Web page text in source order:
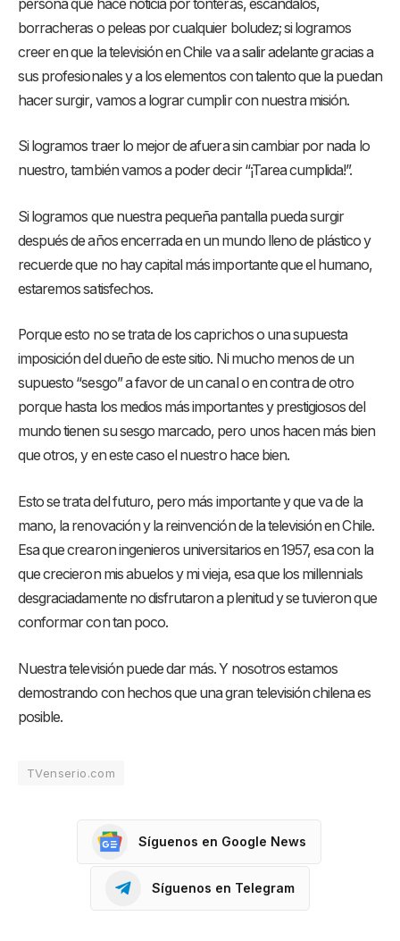
persona que hace noticia por tonteras, escándalos,
borracheras o peleas por cualquier boludez; si logramos
creer en que la televisión en Chile va a salir adelante gracias a
sus profesionales y a los elementos con talento que la puedan
hacer surgir, vamos a lograr cumplir con nuestra misión.
Si logramos traer lo mejor de afuera sin cambiar por nada lo
nuestro, también vamos a poder decir “¡Tarea cumplida!”.
Si logramos que nuestra pequeña pantalla pueda surgir
después de años encerrada en un mundo lleno de plástico y
recuerde que no hay capital más importante que el humano,
estaremos satisfechos.
Porque esto no se trata de los caprichos o una supuesta
imposición del dueño de este sitio. Ni mucho menos de un
supuesto “sesgo” a favor de un canal o en contra de otro
porque hasta los medios más importantes y prestigiosos del
mundo tienen su sesgo marcado, pero unos hacen más bien
que otros, y en este caso el nuestro hace bien.
Esto se trata del futuro, pero más importante y que va de la
mano, la renovación y la reinvención de la televisión en Chile.
Esa que crearon ingenieros universitarios en 1957, esa con la
que crecieron mis abuelos y mi vieja, esa que los millennials
desgraciadamente no disfrutaron a plenitud y se tuvieron que
conformar con tan poco.
Nuestra televisión puede dar más. Y nosotros estamos
demostrando con hechos que una gran televisión chilena es
posible.
TVenserio.com
Síguenos en Google News
Síguenos en Telegram